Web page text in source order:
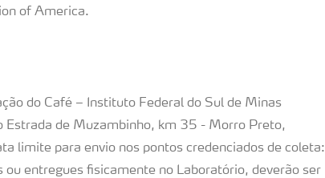
of America.
do Café – Instituto Federal do Sul de Minas
Estrada de Muzambinho, km 35 - Morro Preto,
limite para envio nos pontos credenciados de coleta:
entregues fisicamente no Laboratório, deverão ser